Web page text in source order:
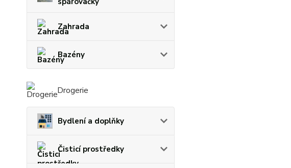
Zahrada
Bazény
Drogerie
Bydlení a doplňky
Čisticí prostředky